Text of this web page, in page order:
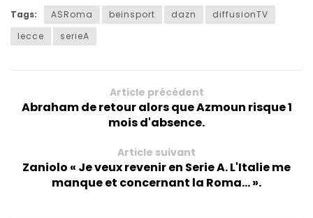
Tags: ASRoma beinsport dazn
diffusionTV
lecce
serieA
Article précédent
Abraham de retour alors que Azmoun risque 1
mois d'absence.
Article suivant
Zaniolo « Je veux revenir en Serie A. L'Italie me
manque et concernant la Roma... ».